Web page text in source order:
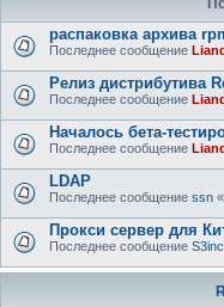
распаковка архива
Последнее сообщение
Релиз дистрибутива
Последнее сообщение
Началось бета-
Последнее сообщение
LDAP
Последнее сообщение ssn «
Прокси сервер для
Последнее сообщение S3inc